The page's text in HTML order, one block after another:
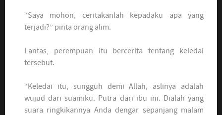
“Saya mohon, ceritakanlah kepadaku apa yang
terjadi?” pinta orang alim.
Lantas, perempuan itu bercerita tentang keledai
tersebut.
“Keledai itu, sungguh demi Allah, aslinya adalah
wujud dari suamiku. Putra dari ibu ini. Dialah yang
suara ringkikannya Anda dengar sepanjang malam